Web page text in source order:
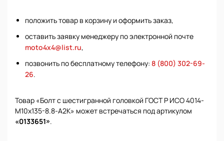
положить товар в корзину и оформить заказ,
оставить заявку менеджеру по электронной почте
moto4x4@list.ru,
позвонить по бесплатному телефону: 8 (800) 302-69-
26.
Товар «Болт с шестигранной головкой ГОСТ Р ИСО 4014-
М10х135-8.8-А2К» может встречаться под артикулом
«0133651».